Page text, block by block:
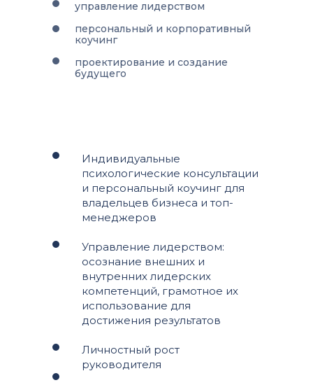
управление лидерством
персональный и корпоративный
коучинг
проектирование и создание
будущего
Индивидуальные
психологические консультации
и персональный коучинг для
владельцев бизнеса и топ-
менеджеров
Управление лидерством:
осознание внешних и
внутренних лидерских
компетенций, грамотное их
использование для
достижения результатов
Личностный рост
руководителя